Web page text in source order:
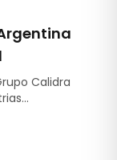
Calidra
de
clave